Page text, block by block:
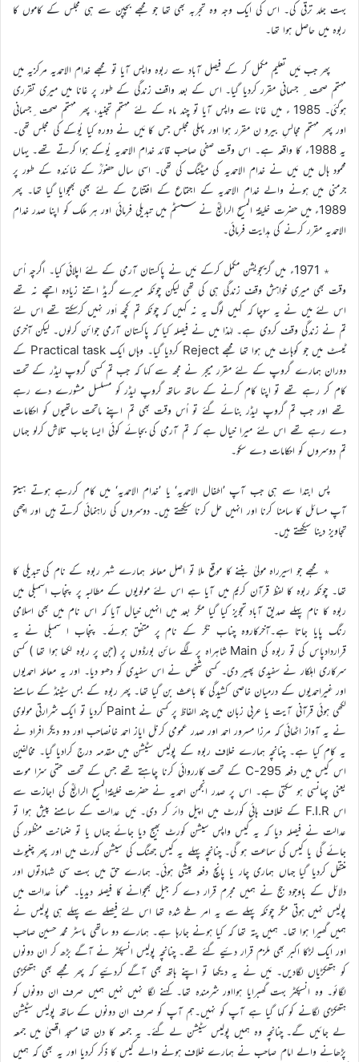
بہت جلد ترقی کی۔ اس کی ایک وجہ وہ تجربہ بھی تھا جو مجھے بچپن سے ہی مجلس کے کاموں کا
ربوہ میں حاصل ہوا تھا۔
پھر جب مَیں تعلیم مکمل کر کے فیصل آباد سے ربوہ واپس آیا تو مجھے خدام الاحمدیہ مرکزیہ میں
مہتمم صحت ِ جسمانی مقرر کردیا گیا۔ اس کے بعد واقف زندگی کے طور پر غانا میں میری تقرری
ہوگئی۔ 1985 ء میں غانا سے واپس آیا تو چند ماہ کے لئے مہتمم تجنید، پھر مہتمم صحت ِجسمانی
اور پھر مہتمم مجالسِ بیرو ن مقرر ہوا اور پہلی مجلس جس کا مَیں نے دورہ کیا یُوکے کی مجلس تھی۔
یہ 1988ء کا واقعہ ہے۔ اس وقت صفی صاحب قائد خدام الاحمدیہ یُوکے ہوا کرتے تھے۔ یہاں
محمود ہال میں مَیں نے خدام الاحمدیہ کی میٹنگ کی تھی۔ اسی سال حضورؒ کے نمائندہ کے طور پر
جرمنی میں ہونے والے خدام الاحمدیہ کے اجتماع کے افتتاح کے لئے بھی بھجوایا گیا تھا۔ پھر
1989ء میں حضرت خلیفۃ المسیح الرابعؒ نے سسٹم میں تبدیلی فرمائی اور ہر ملک کو اپنا صدر خدام
الاحمدیہ مقرر کرنے کی ہدایت فرمائی۔
٭ 1971ء میں گریجویشن مکمل کرکے مَیں نے پاکستان آرمی کے لئے اپلائی کیا۔ اگرچہ اُس
وقت بھی میری خواہش وقف زندگی ہی کی تھی لیکن چونکہ میرے گریڈ اتنے زیادہ اچھے نہ تھے
اس لئے میں نے یہ سوچا کہ کہیں لوگ یہ نہ کہیں کہ چونکہ تم کچھ اَور نہیں کرسکتے تھے اس لئے
تم نے زندگی وقف کردی ہے۔ لہٰذا میں نے فیصلہ کیا کہ پاکستان آرمی جوائن کرلوں۔ لیکن آخری
ٹیسٹ میں جو کوہاٹ میں ہوا تھا مجھے Reject کردیا گیا۔ وہاں ایک Practical task کے
دوران ہمارے گروپ کے لئے مقرر میجر نے مجھ سے کہا کہ جب تم کسی گروپ لیڈر کے تحت
کام کر رہے تھے تو اپنا کام کرنے کے ساتھ ساتھ گروپ لیڈر کو مسلسل مشورے دے رہے
تھے اور جب تم گروپ لیڈر بنائے گئے تو اُس وقت بھی تم اپنے ماتحت ساتھیوں کو احکامات
دے رہے تھے اس لئے میرا خیال ہے کہ تم آرمی کی بجائے کوئی ایسا جاب تلاش کرلو جہاں
تم دوسروں کو احکامات دے سکو۔
پس ابتدا سے ہی جب آپ ’اطفال الاحمدیہ‘ یا ’خدام الاحمدیہ‘ میں کام کررہے ہوتے ہیںتو
آپ مسائل کا سامنا کرنا اور انہیں حل کرنا سیکھتے ہیں۔ دوسروں کی راہنمائی کرتے ہیں اور اچھی
تجاویز دینا سیکھتے ہیں۔
٭ مجھے جو اسیرراہ مولیٰ بننے کا موقع ملا تو اصل معاملہ ہمارے شہر ربوہ کے نام کی تبدیلی کا
تھا۔ چونکہ ربوہ کا لفظ قرآن کریم میں آیا ہے اس لئے مولویوں کے مطالبہ پر پنجاب اسمبلی میں
ربوہ کا نام پہلے صدیق آباد تجویز کیا گیا مگر بعد میں انہیں خیال آیا کہ اس نام میں بھی اسلامی
رنگ پایا جاتا ہے۔آخرکاروہ چناب نگر کے نام پر متفق ہوئے۔ پنجاب ا سمبلی نے یہ
قراردادپاس کی تو ربوہ کی Main شاہراہ پر لگے سائن بورڈوں پر (جن پر ربوہ لکھا ہوا تھا ) کسی
سرکاری اہلکار نے سفیدی پھیر دی۔ کسی شخص نے اس سفیدی کو دھو دیا۔ اور یہ معاملہ احمدیوں
اور غیراحمدیوں کے درمیان خاصی کشیدگی کا باعث بن گیا تھا۔ پھر ربوہ کے بس سٹینڈ کے سامنے
لکھی ہوئی قرآنی آیت یا عربی زبان میں چند الفاظ پر کسی نے Paint کردیا تو ایک شرارتی مولوی
نے یہ آواز اٹھائی کہ مرزا مسرور احمد اور صدر عمومی کرنل ایاز احمد خانصاحب اور دو دیگر افراد نے
یہ کام کیا ہے۔ چنانچہ ہمارے خلاف ربوہ کے پولیس سٹیشن میں مقدمہ درج کرادیا گیا۔ مخالفین
اس کیس میں دفعہ 295-C کے تحت کارروائی کرنا چاہتے تھے جس کے تحت حتمی سزا موت
یعنی پھانسی ہو سکتی ہے۔ اس پر صدر انجمن احمدیہ نے حضرت خلیفۃالمسیح الرابعؒ کی اجازت سے
اس F.I.R کے خلاف ہائی کورٹ میں اپیل دائر کر دی۔ مَیں عدالت کے سامنے پیش ہوا تو
عدالت نے فیصلہ دیا کہ یہ کیس واپس سیشن کورٹ بھیج دیا جائے جہاں یا تو ضمانت منظور کی
جائے گی یا کیس کی سماعت ہو گی۔ چنانچہ پہلے یہ کیس جھنگ کی سیشن کورٹ میں اور پھر چنیوٹ
منتقل کردیا گیا جہاں ہماری چار یا پانچ دفعہ پیشی ہوئی۔ ہمارے حق میں بہت سی شہادتوں اور
دلائل کے باوجود جج نے ہمیں مجرم قرار دے کر جیل بھجوانے کا فیصلہ دیدیا۔ عموماً عدالت میں
پولیس نہیں ہوتی مگر چونکہ پہلے سے یہ امر طے شدہ تھا اس لئے فیصلے سے پہلے ہی پولیس نے
ہمیں گھیرا ہوا تھا۔ ہمیں پتہ تھا کہ کیا ہونے جارہا ہے۔ ہمارے دو ساتھی ماسٹر محمد حسین صاحب
اور ایک لڑکا اکبر بھی ملزم قرار دئیے گئے تھے۔ چنانچہ پولیس انسپکٹر نے آگے بڑھ کر ان دونوں
کو ہتھکڑیاں لگادیں۔ مَیں نے یہ دیکھا تو اپنے ہاتھ بھی آگے کردئیے کہ پھر مجھے بھی ہتھکڑی
لگائو۔ وہ انسپکٹر بہت گھبرایا ہوااور شرمندہ تھا۔ کہنے لگا نہیں نہیں ہمیں صرف ان دونوں کو
ہتھکڑی لگانے کو کہا گیا ہے آپ کو نہیں۔ہم آپ کو صرف ان دونوں کے ساتھ پولیس سٹیشن
لے جائیں گے۔ چنانچہ وہ ہمیں پولیس سٹیشن لے گئے۔ یہ جمعہ کا دن تھا مسجد اقصیٰ میں جمعہ
پڑھانے والے امام صاحب نے ہمارے خلاف ہونے والے کیس کا ذکر کردیا اور یہ بھی کہ ہمیں